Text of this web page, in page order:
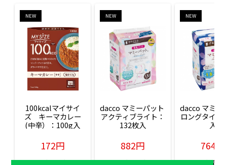
NEW
100kcalマイサイ
ズ　キーマカレー
(中辛）：100g入
172円
販売価格(税込)
NEW
dacco マミーパット
アクティブライト：
132枚入
882円
販売価格(税込)
NEW
dacco マミー
ロングタイム
入
764円
販売価格(税